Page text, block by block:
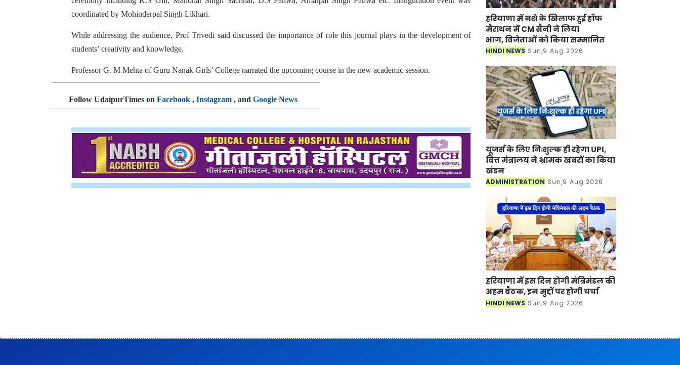
coordinated by Mohinderpal Singh Likhari.
While addressing the audience, Prof Trivedi said discussed the importance of role this journal plays in the development of
students’ creativity and knowledge.
Professor G. M Mehta of Guru Nanak Girls’ College narrated the upcoming course in the new academic session.
Follow UdaipurTimes on Facebook , Instagram , and Google News
हरियाणा में नशे के खिलाफ हुई हॉफ
मैराथन में CM सैनी ने लिया
भाग, विजेताओं को किया सम्मानित
HINDI NEWS Sun,9 Aug 2026
यूजर्स के लिए निःशुल्क ही रहेगा UPI,
वित्त मंत्रालय ने भ्रामक खबरों का किया
खंडन
ADMINISTRATION Sun,9 Aug 2026
हरियाणा में इस दिन होगी मंत्रिमंडल की
अहम बैठक, इन मुद्दों पर होगी चर्चा
HINDI NEWS Sun,9 Aug 2026